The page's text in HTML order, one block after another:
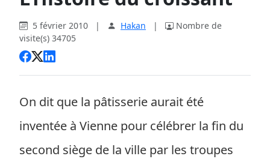
5 février 2010 | Hakan |
Nombre de
visite(s) 34705
On dit que la pâtisserie aurait été
inventée à Vienne pour célébrer la fin du
second siège de la ville par les troupes